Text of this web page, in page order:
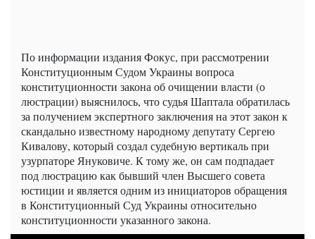
По информации издания Фокус, при рассмотрении
Конституционным Судом Украины вопроса
конституционности закона об очищении власти (о
люстрации) выяснилось, что судья Шаптала обратилась
за получением экспертного заключения на этот закон к
скандально известному народному депутату Сергею
Кивалову, который создал судебную вертикаль при
узурпаторе Януковиче. К тому же, он сам подпадает
под люстрацию как бывший член Высшего совета
юстиции и является одним из инициаторов обращения
в Конституционный Суд Украины относительно
конституционности указанного закона.